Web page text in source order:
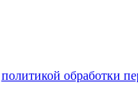
политикой обработки